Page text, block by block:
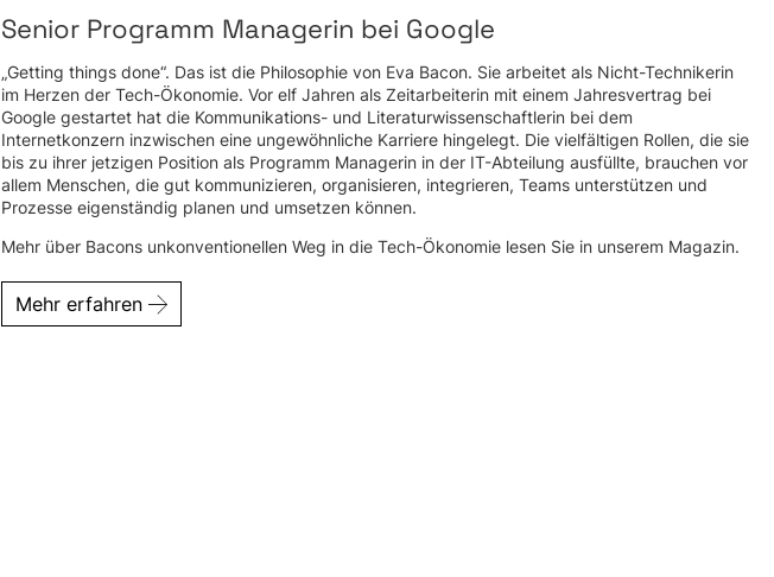
Senior Programm Managerin bei Google
„Getting things done“. Das ist die Philosophie von Eva Bacon. Sie arbeitet als Nicht-Technikerin
im Herzen der Tech-Ökonomie. Vor elf Jahren als Zeitarbeiterin mit einem Jahresvertrag bei
Google gestartet hat die Kommunikations- und Literaturwissenschaftlerin bei dem
Internetkonzern inzwischen eine ungewöhnliche Karriere hingelegt. Die vielfältigen Rollen, die sie
bis zu ihrer jetzigen Position als Programm Managerin in der IT-Abteilung ausfüllte, brauchen vor
allem Menschen, die gut kommunizieren, organisieren, integrieren, Teams unterstützen und
Prozesse eigenständig planen und umsetzen können.
Mehr über Bacons unkonventionellen Weg in die Tech-Ökonomie lesen Sie in unserem Magazin.
Mehr erfahren